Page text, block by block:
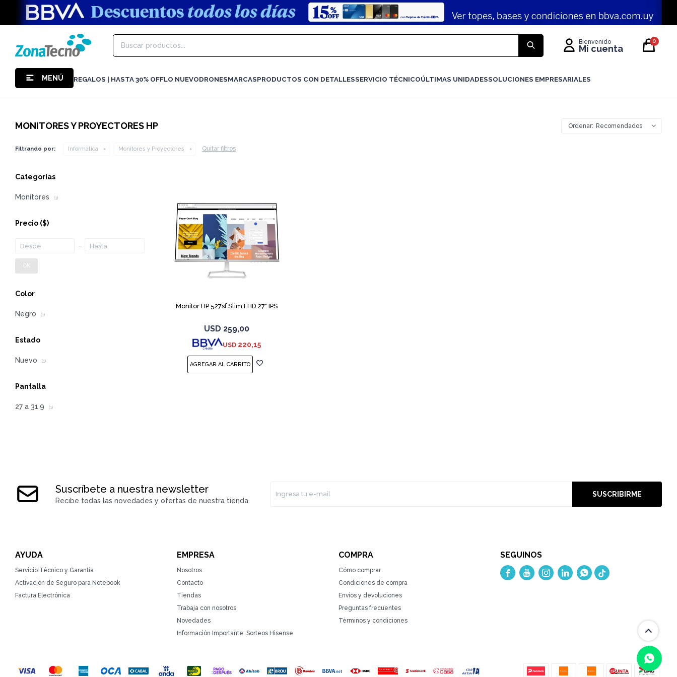
MENÚ REGALOS | HASTA 30% OFFLO NUEVODRONESMARCASPRODUCTOS CON DETALLESSERVICIO TÉCNICOÚLTIMAS UNIDADESSOLUCIONES EMPRESARIALES
0
MONITORES Y PROYECTORES HP Recomendados
Filtrando por: Informática Monitores y Proyectores Quitar filtros
Monitor HP 527sf Slim FHD 27" IPS
USD 259,00
USD 220,15
Categorías
Monitores (1)
Precio ($)
OK
Color
Negro (1)
Estado
Nuevo (1)
Pantalla
27 a 31.9 (1)
Suscríbete a nuestra newsletter
Recibe todas las novedades y ofertas de nuestra tienda.
SUSCRIBIRME
AYUDA
Servicio Técnico y Garantía
Activación de Seguro para Notebook
Factura Electrónica
EMPRESA
Nosotros
Contacto
Tiendas
Trabaja con nosotros
Novedades
Información Importante: Sorteos Hisense
COMPRA
Cómo comprar
Condiciones de compra
Envíos y devoluciones
Preguntas frecuentes
Términos y condiciones
SEGUINOS
    